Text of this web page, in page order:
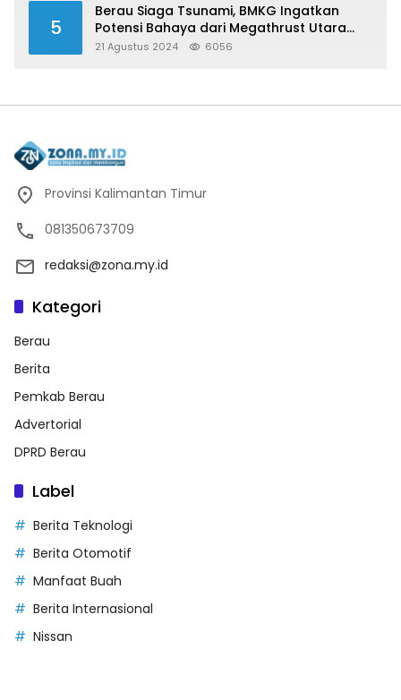
5
Berau Siaga Tsunami, BMKG Ingatkan
Potensi Bahaya dari Megathrust Utara
Sulawesi
21 Agustus 2024 6056
Provinsi Kalimantan Timur
081350673709
redaksi@zona.my.id
Kategori
Berau
Berita
Pemkab Berau
Advertorial
DPRD Berau
Label
Berita Teknologi
Berita Otomotif
Manfaat Buah
Berita Internasional
Nissan